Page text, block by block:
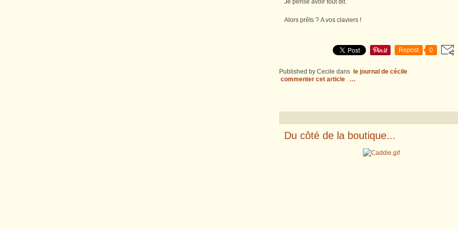
Je pense avoir tout dit.
Alors prêts ? A vos claviers !
Repost 0
Published by Cecile dans
le journal de cécile
commenter cet article
…
Du côté de la boutique...